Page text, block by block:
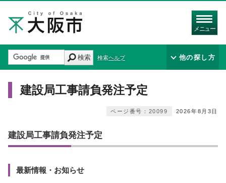
メニュー
検索 検索ヘルプ 他の探し方
建設局工事請負発注予定
2026年8月3日
ページ番号：20099
建設局工事請負発注予定
最新情報・お知らせ